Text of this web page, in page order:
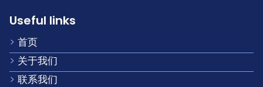
Useful links
首页
关于我们
联系我们